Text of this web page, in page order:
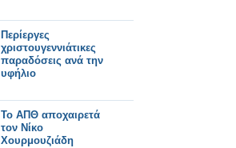
Περίεργες
χριστουγεννιάτικες
παραδόσεις ανά την
υφήλιο
To ΑΠΘ αποχαιρετά
τον Νίκο
Χουρμουζιάδη